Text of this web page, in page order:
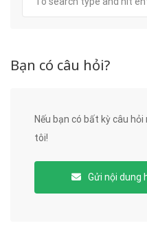
Bạn có câu hỏi?
Nếu bạn có bất kỳ câu
tôi!
Gửi nội dung